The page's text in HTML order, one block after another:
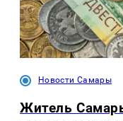
Новости Самары
Житель